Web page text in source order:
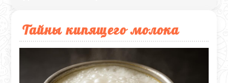
Тайны кипящего молока